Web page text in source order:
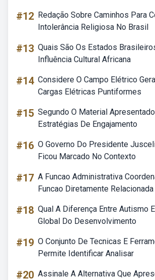
#12 Redação Sobre Caminhos Para
Intolerância Religiosa No Brasil
#13 Quais São Os Estados
Influência Cultural Africana
#14 Considere O Campo Elétrico
Cargas Elétricas Puntiformes
#15 Segundo O Material
Estratégias De Engajamento
#16 O Governo Do Presidente
Ficou Marcado No Contexto
#17 A Funcao Administrativa
Funcao Diretamente Relacionada
#18 Qual A Diferença Entre Autismo
Global Do Desenvolvimento
#19 O Conjunto De Tecnicas E
Permite Identificar Analisar
#20 Assinale A Alternativa Que